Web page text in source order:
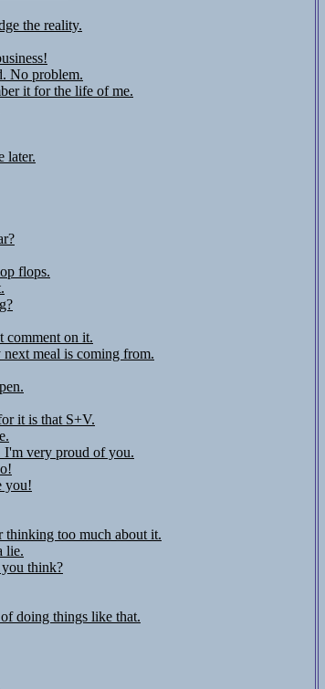
the reality.
No problem.
it for the life of me.
later.
flops.
comment on it.
meal is coming from.
it is that S+V.
I'm very proud of you.
you!
thinking too much about it.
lie.
think?
doing things like that.